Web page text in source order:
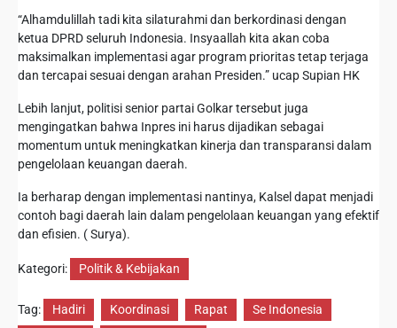
“Alhamdulillah tadi kita silaturahmi dan berkordinasi dengan
ketua DPRD seluruh Indonesia. Insyaallah kita akan coba
maksimalkan implementasi agar program prioritas tetap terjaga
dan tercapai sesuai dengan arahan Presiden.” ucap Supian HK
Lebih lanjut, politisi senior partai Golkar tersebut juga
mengingatkan bahwa Inpres ini harus dijadikan sebagai
momentum untuk meningkatkan kinerja dan transparansi dalam
pengelolaan keuangan daerah.
Ia berharap dengan implementasi nantinya, Kalsel dapat menjadi
contoh bagi daerah lain dalam pengelolaan keuangan yang efektif
dan efisien. ( Surya).
Kategori: Politik & Kebijakan
Tag: Hadiri Koordinasi Rapat
Se Indonesia